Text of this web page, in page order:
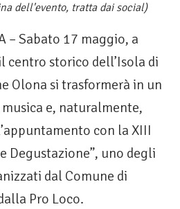
dell'evento, tratta dai social)
– Sabato 17 maggio, a
centro storico dell’Isola di
Olona si trasformerà in un
e, naturalmente,
con la XIII
Degustazione”, uno degli
dal Comune di
Pro Loco.